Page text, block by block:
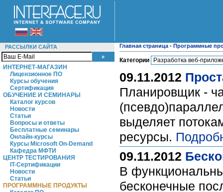
РАССЫЛКИ САЙТА
ИНТЕРНЕТ-МАГАЗИН
Лицензионное ПО
Курсы обучения
Сертификация
ОБУЧЕНИЕ И СЕМИНАРЫ
Каталог курсов
Новости
Статьи
Вопросы и ответы
Бесплатные семинары
Онлайн-курсы
Курсы Microsoft On-Demand
Кафедра МФТИ
ЦЕНТР ТЕСТИРОВАНИЯ
IT-Сертификации
Новости
Статьи
ПРОГРАММНЫЕ ПРОДУКТЫ
Главная страница - Программные
Категории
09.11.2012
Планировщик -
выделяет
ресурсы.
09.11.2012
В
бесконечные